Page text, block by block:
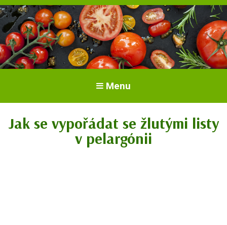
Odrůdy a sazenice.
Menu
Jak se vypořádat se žlutými listy
v pelargónii